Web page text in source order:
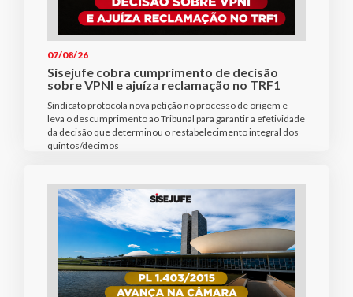
07/08/26
Sisejufe cobra cumprimento de decisão
sobre VPNI e ajuíza reclamação no TRF1
Sindicato protocola nova petição no processo de origem e
leva o descumprimento ao Tribunal para garantir a efetividade
da decisão que determinou o restabelecimento integral dos
quintos/décimos